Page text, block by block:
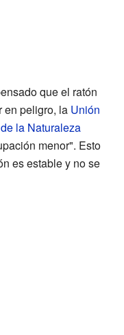
que el ratón
en peligro, la Unión
la Naturaleza
menor". Esto
es estable y no se